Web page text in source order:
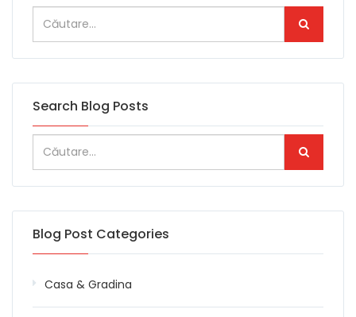
Search Blog Posts
Blog Post Categories
Casa & Gradina